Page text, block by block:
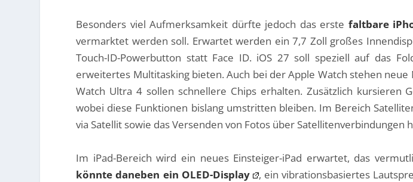
Besonders viel Aufmerksamkeit dürfte jedoch das erste faltbare
vermarktet werden soll. Erwartet werden ein 7,7 Zoll großes
Touch-ID-Powerbutton statt Face ID. iOS 27 soll speziell auf das
erweitertes Multitasking bieten. Auch bei der Apple Watch stehen
Watch Ultra 4 sollen schnellere Chips erhalten. Zusätzlich kursieren
wobei diese Funktionen bislang umstritten bleiben. Im Bereich
via Satellit sowie das Versenden von Fotos über Satellitenverbindungen
Im iPad-Bereich wird ein neues Einsteiger-iPad erwartet, das
könnte daneben ein OLED-Display
, ein vibrationsbasiertes